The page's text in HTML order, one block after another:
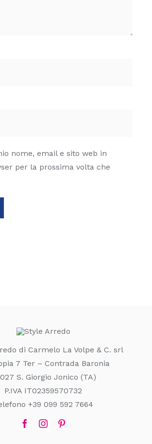
nome, email e sito web in
per la prossima volta che
di Carmelo La Volpe & C. srl
7 Ter – Contrada Baronia
S. Giorgio Jonico (TA)
P.IVA IT02359570732
+39 099 592 7664